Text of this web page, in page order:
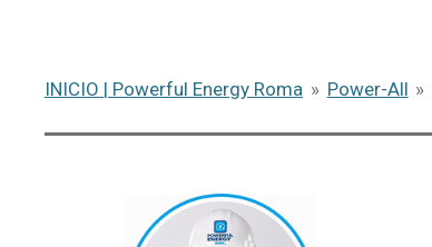
INICIO | Powerful Energy Roma » Power-All »